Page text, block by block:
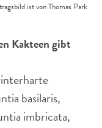
ist von Thomas Park
Kakteen gibt
basilaris,
imbricata,